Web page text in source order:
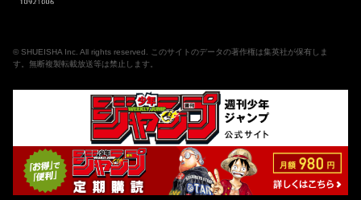
© SHUEISHA Inc. All rights reserved. このサイトのデータの著作権は集英社が保有しま
す。無断複製転載放送等は禁止します。